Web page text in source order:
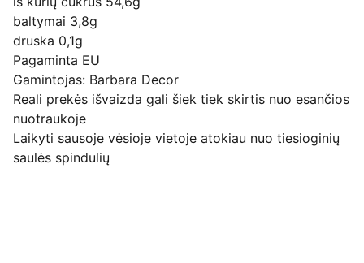
baltymai 3,8g
druska 0,1g
Pagaminta EU
Gamintojas: Barbara Decor
Reali prekės išvaizda gali šiek tiek skirtis nuo esančios
nuotraukoje
Laikyti sausoje vėsioje vietoje atokiau nuo tiesioginių
saulės spindulių